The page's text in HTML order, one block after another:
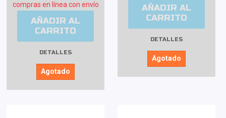
compras en línea con envío
AÑADIR AL
CARRITO
DETALLES
Agotado
AÑADIR AL
CARRITO
DETALLES
Agotado